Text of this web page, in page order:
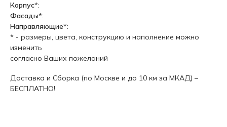
Корпус*:
Фасады*:
Направляющие*:
* - размеры, цвета, конструкцию и наполнение можно
изменить
согласно Ваших пожеланий
Доставка и Сборка (по Москве и до 10 км за МКАД) –
БЕСПЛАТНО!